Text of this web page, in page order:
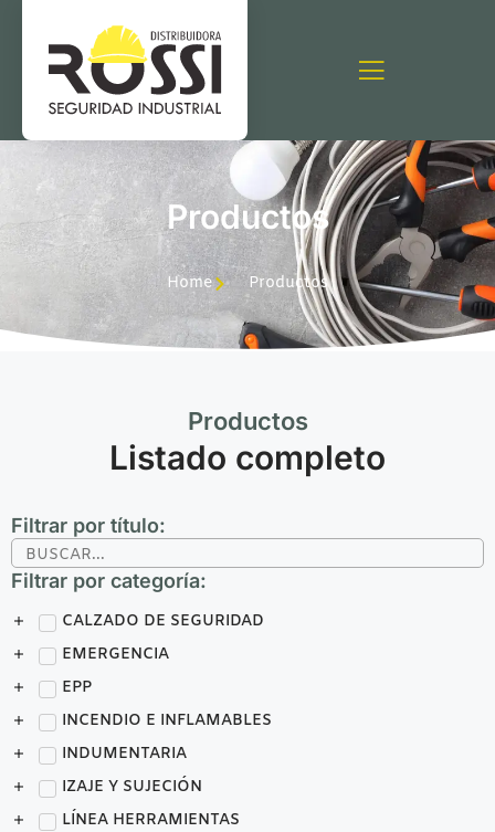
Productos
Home Productos
Productos
Listado completo
Filtrar por título:
Filtrar por categoría:
CALZADO DE SEGURIDAD
EMERGENCIA
EPP
INCENDIO E INFLAMABLES
INDUMENTARIA
IZAJE Y SUJECIÓN
LÍNEA HERRAMIENTAS